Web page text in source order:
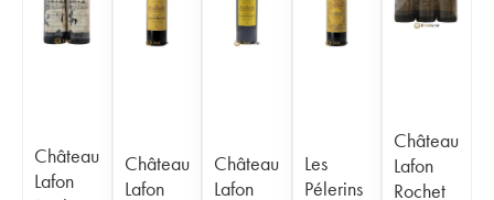
Château
Lafon
Château
Lafon
Château
Lafon
Les
Pélerins
Château
Lafon
Rochet